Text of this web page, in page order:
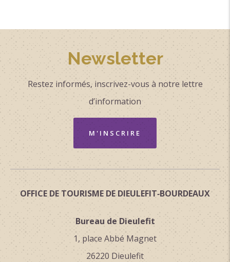
Newsletter
Restez informés, inscrivez-vous à notre lettre
d’information
M'INSCRIRE
OFFICE DE TOURISME DE DIEULEFIT‑BOURDEAUX
Bureau de Dieulefit
1, place Abbé Magnet
26220 Dieulefit